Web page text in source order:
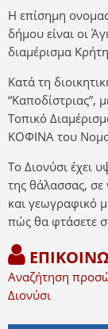
Η επίσημη
δήμου είναι οι
διαμέρισμα
Κατά τη
“Καποδίστριας”,
Τοπικό
ΚΟΦΙΝΑ του
Το Διονύσι έχει
της θάλασσας,
και γεωγραφικό
πώς θα φτάσετε
Αναζήτηση
Διονύσι